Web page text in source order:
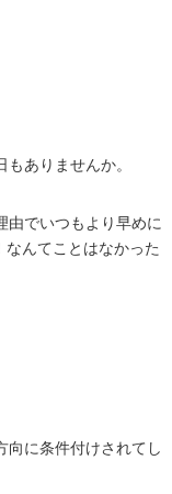
ありませんか。
由でいつもより早めに
んてことはなかった
向に条件付けされてし